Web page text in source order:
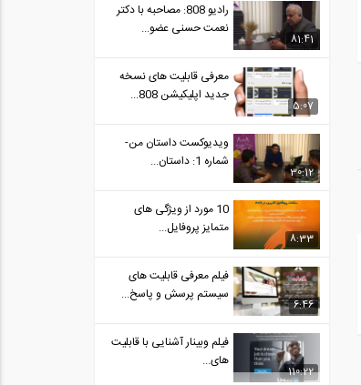
ساله شد
فیلم معرفی خدمات وبسایت
Saze808.com،...
02:16
عملکردی...
برای فصل سرما آماده اید؟ (فیلم
معرفی...
فیلم معرفی جشنواره تخفیف های
شگفت انگیز...
فیلم معرفی جشنواره هفته درخت
کاری: ۱۸ و...
مشاهده بخشی از فیلم وبینار
81:41
رادیو 808: مصاحبه با دکتر
نعمت حسنی عضو...
5:07
معرفی قابلیت های نسخه
جدید اپلیکیشن 808...
30:12
ویدیوکست داستان من-
شماره 1: داستان...
8:33
10 مورد از ویژگی های
متمایز پروفایل...
6:46
فیلم معرفی قابلیت های
سیستم پرسش و پاسخ...
110:22
فیلم وبینار آشنایی با قابلیت
های...